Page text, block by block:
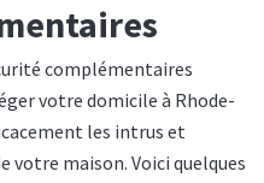
complémentaires
votre domicile à Rhode-
les intrus et
maison. Voici quelques